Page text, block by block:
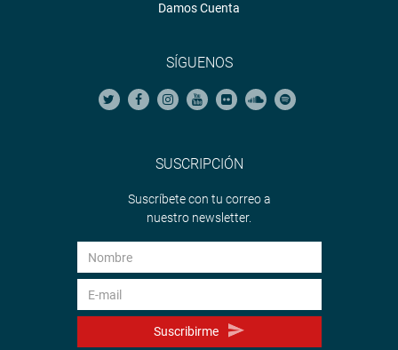
Damos Cuenta
SÍGUENOS
SUSCRIPCIÓN
Suscríbete con tu correo a
nuestro newsletter.
Suscribirme